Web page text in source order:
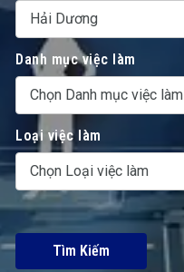
Hải Dương
Danh mục việc làm
Chọn Danh mục việc làm
Loại việc làm
Chọn Loại việc làm
Tìm Kiếm